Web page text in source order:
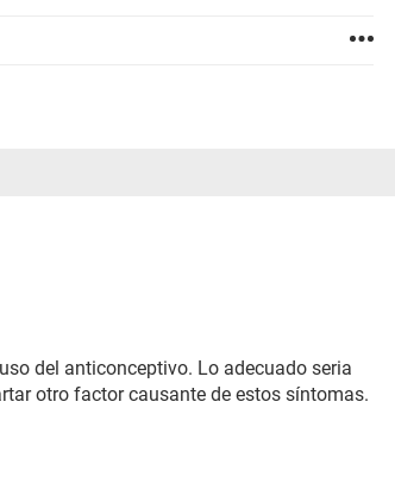
del anticonceptivo. Lo adecuado seria
otro factor causante de estos síntomas.